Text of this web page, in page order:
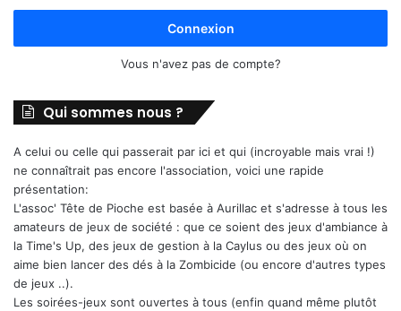
Connexion
Vous n'avez pas de compte?
Qui sommes nous ?
A celui ou celle qui passerait par ici et qui (incroyable mais vrai !)
ne connaîtrait pas encore l'association, voici une rapide
présentation:
L'assoc' Tête de Pioche est basée à Aurillac et s'adresse à tous les
amateurs de jeux de société : que ce soient des jeux d'ambiance à
la Time's Up, des jeux de gestion à la Caylus ou des jeux où on
aime bien lancer des dés à la Zombicide (ou encore d'autres types
de jeux ..).
Les soirées-jeux sont ouvertes à tous (enfin quand même plutôt